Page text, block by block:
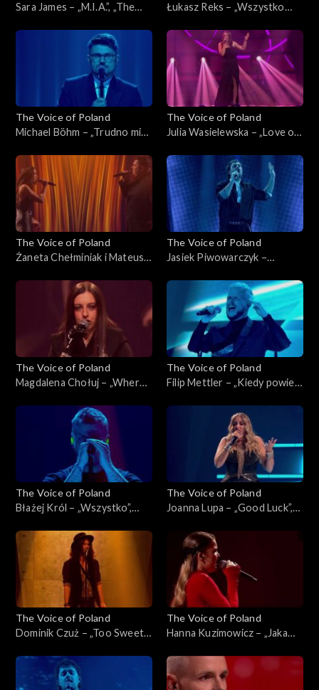
Sara James – „M.I.A.”, „The
listopada 2025
Łukasz Reks – „Wszystko
Poland”, Live 2, 15 listopada
The Voice of Poland
Michael Böhm – „Trudno mi
Poland”, Live 2, 15 listopada
2025
The Voice of Poland
Julia Wasielewska – „Love on
Live 2, 15 listopada 2025
The Voice of Poland
Żaneta Chełminiak i Mateusz
Beautiful”, „The Voice of
Poland”, Live 2, 15 listopada
The Voice of Poland
Jasiek Piwowarczyk –
Voice of Poland”, Live 2, 15
listopada 2025
The Voice of Poland
Magdalena Chołuj – „Where
of Poland”, Live 2, 15
listopada 2025
The Voice of Poland
Filip Mettler – „Kiedy powiem
Poland”, Live 2, 15 listopada
The Voice of Poland
Błażej Król – „Wszystko”,
15 listopada 2025
The Voice of Poland
Joanna Lupa – „Good Luck”,
15 listopada 2025
The Voice of Poland
Dominik Czuż – „Too Sweet”,
15 listopada 2025
The Voice of Poland
Hanna Kuzimowicz – „Jaka
of Poland”, Live 2, 15
listopada 2025